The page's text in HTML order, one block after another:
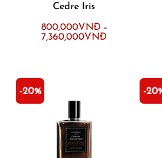
Cedre Iris
800,000VNĐ–
7,360,000VNĐ
-20% -